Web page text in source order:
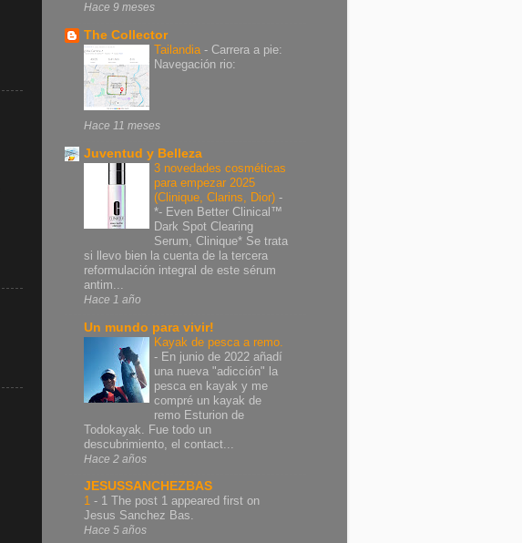
Hace 9 meses
The Collector
Tailandia - Carrera a pie:
Navegación rio:
Hace 11 meses
Juventud y Belleza
3 novedades cosméticas
para empezar 2025
(Clinique, Clarins, Dior) -
*- Even Better Clinical™
Dark Spot Clearing
Serum, Clinique* Se trata
si llevo bien la cuenta de la tercera
reformulación integral de este sérum
antim...
Hace 1 año
Un mundo para vivir!
Kayak de pesca a remo.
- En junio de 2022 añadí
una nueva "adicción" la
pesca en kayak y me
compré un kayak de
remo Esturion de
Todokayak. Fue todo un
descubrimiento, el contact...
Hace 2 años
JESUSSANCHEZBAS
1 - 1 The post 1 appeared first on
Jesus Sanchez Bas.
Hace 5 años